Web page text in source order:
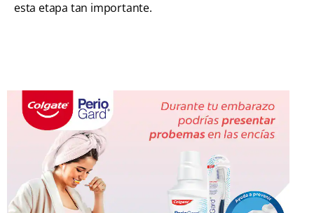
esta etapa tan importante.